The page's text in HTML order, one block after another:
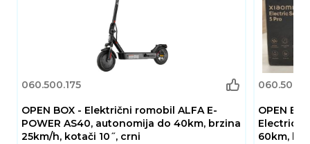
funkcija pruža sigurno, udobno i učinkovito
iskustvo vožnje za sve korisnike koji žele
pouzdano električno prijevozno sredstvo.
060.500.175
OPEN BOX - Električni romobil ALFA E-
POWER AS40, autonomija do 40km, brzina
25km/h, kotači 10˝, crni
OPEN
Electric
60km,